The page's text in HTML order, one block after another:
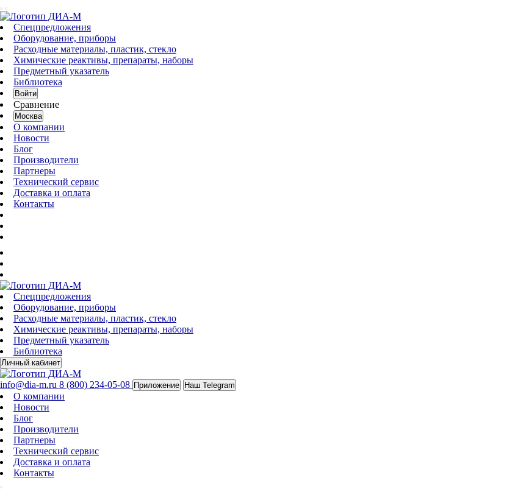
Спецпредложения
Оборудование, приборы
Расходные материалы, пластик, стекло
Химические реактивы, препараты, наборы
Предметный указатель
Библиотека
Войти
Сравнение
Москва
О компании
Новости
Блог
Производители
Партнеры
Технический сервис
Доставка и оплата
Контакты
Спецпредложения
Оборудование, приборы
Расходные материалы, пластик, стекло
Химические реактивы, препараты, наборы
Предметный указатель
Библиотека
Личный кабинет
info@dia-m.ru 8 (800) 234-05-08 Приложение Наш Telegram
О компании
Новости
Блог
Производители
Партнеры
Технический сервис
Доставка и оплата
Контакты